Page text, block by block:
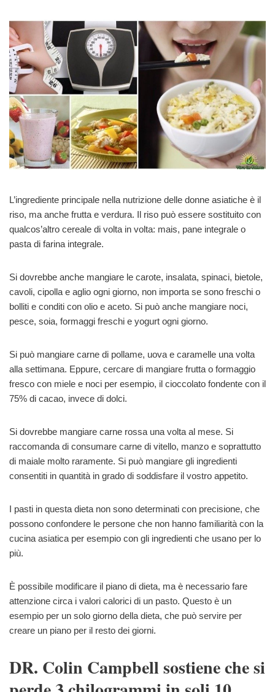
L’ingrediente principale nella nutrizione delle donne asiatiche è il
riso, ma anche frutta e verdura. Il riso può essere sostituito con
qualcos’altro cereale di volta in volta: mais, pane integrale o
pasta di farina integrale.
Si dovrebbe anche mangiare le carote, insalata, spinaci, bietole,
cavoli, cipolla e aglio ogni giorno, non importa se sono freschi o
bolliti e conditi con olio e aceto. Si può anche mangiare noci,
pesce, soia, formaggi freschi e yogurt ogni giorno.
Si può mangiare carne di pollame, uova e caramelle una volta
alla settimana. Eppure, cercare di mangiare frutta o formaggio
fresco con miele e noci per esempio, il cioccolato fondente con il
75% di cacao, invece di dolci.
Si dovrebbe mangiare carne rossa una volta al mese. Si
raccomanda di consumare carne di vitello, manzo e soprattutto
di maiale molto raramente. Si può mangiare gli ingredienti
consentiti in quantità in grado di soddisfare il vostro appetito.
I pasti in questa dieta non sono determinati con precisione, che
possono confondere le persone che non hanno familiarità con la
cucina asiatica per esempio con gli ingredienti che usano per lo
più.
È possibile modificare il piano di dieta, ma è necessario fare
attenzione circa i valori calorici di un pasto. Questo è un
esempio per un solo giorno della dieta, che può servire per
creare un piano per il resto dei giorni.
DR. Colin Campbell sostiene che si